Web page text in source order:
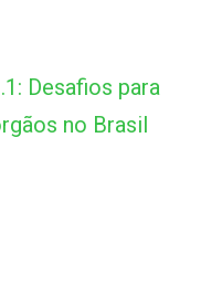
Desafios para
no Brasil